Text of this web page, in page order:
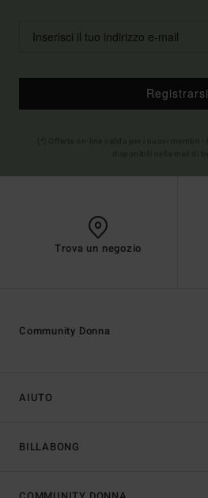
Registrarsi
Trova un negozio
AIUTO
BILLABONG
Community Donna